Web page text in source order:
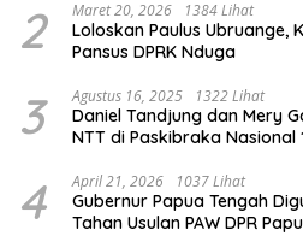
2 Maret 20, 2026 1384 Lihat
Loloskan Paulus Ubruange,
Pansus DPRK Nduga
3 Agustus 16, 2025 1322 Lihat
Daniel Tandjung dan Mery
NTT di Paskibraka Nasional
4 April 21, 2026 1037 Lihat
Gubernur Papua Tengah
Tahan Usulan PAW DPR